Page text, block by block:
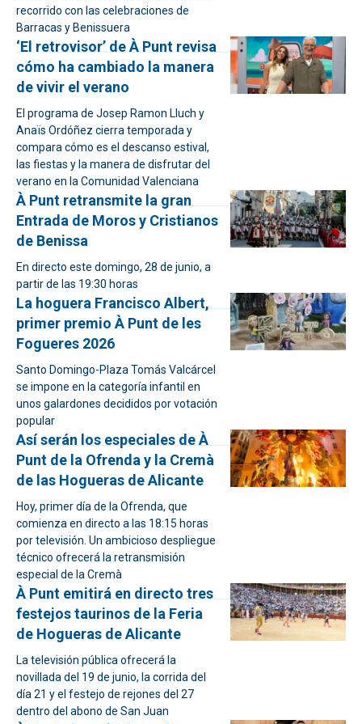
recorrido con las celebraciones de
Barracas y Benissuera
‘El retrovisor’ de À Punt revisa
cómo ha cambiado la manera
de vivir el verano
El programa de Josep Ramon Lluch y
Anaïs Ordóñez cierra temporada y
compara cómo es el descanso estival,
las fiestas y la manera de disfrutar del
verano en la Comunidad Valenciana
À Punt retransmite la gran
Entrada de Moros y Cristianos
de Benissa
En directo este domingo, 28 de junio, a
partir de las 19:30 horas
La hoguera Francisco Albert,
primer premio À Punt de les
Fogueres 2026
Santo Domingo-Plaza Tomás Valcárcel
se impone en la categoría infantil en
unos galardones decididos por votación
popular
Así serán los especiales de À
Punt de la Ofrenda y la Cremà
de las Hogueras de Alicante
Hoy, primer día de la Ofrenda, que
comienza en directo a las 18:15 horas
por televisión. Un ambicioso despliegue
técnico ofrecerá la retransmisión
especial de la Cremà
À Punt emitirá en directo tres
festejos taurinos de la Feria
de Hogueras de Alicante
La televisión pública ofrecerá la
novillada del 19 de junio, la corrida del
día 21 y el festejo de rejones del 27
dentro del abono de San Juan